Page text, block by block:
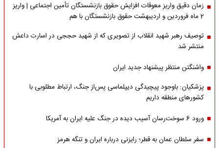
زمان دقیق واریز معوقات افزایش حقوق بازنشستگان تأمین اجتماعی | واریز
2 ماه فروردین و اردیبهشت حقوق بازنشستگان با هم
توصیف رهبر شهید انقلاب از تصویری که از شهید حججی در اسارت داعش
منتشر شد
واشنگتن منتظر پیشنهاد جدید ایران
پزشکیان: باوجود پیچیدگی دیپلماسی پس‌از جنگ، ارتباط مطلوبی با
کشورهای منطقه داریم
ورود 6 سوخت‌رسان آسیب دیده در جنگ علیه ایران به آمریکا
سفر سلطان عمان به قطر؛ رایزنی درباره ایران و تنگه هرمز